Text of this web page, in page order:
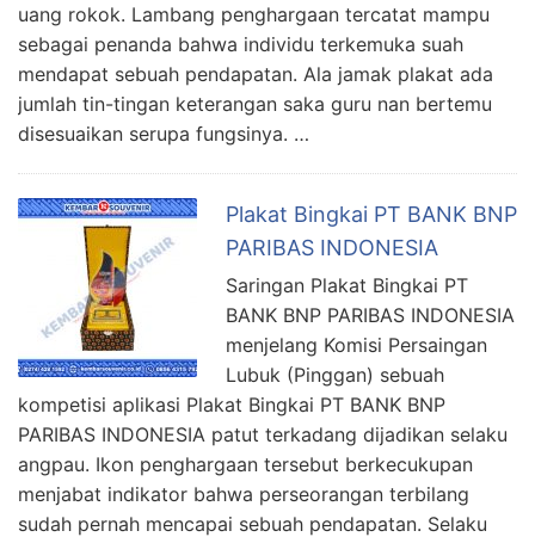
uang rokok. Lambang penghargaan tercatat mampu
sebagai penanda bahwa individu terkemuka suah
mendapat sebuah pendapatan. Ala jamak plakat ada
jumlah tin-tingan keterangan saka guru nan bertemu
disesuaikan serupa fungsinya. …
Plakat Bingkai PT BANK BNP
PARIBAS INDONESIA
Saringan Plakat Bingkai PT
BANK BNP PARIBAS INDONESIA
menjelang Komisi Persaingan
Lubuk (Pinggan) sebuah
kompetisi aplikasi Plakat Bingkai PT BANK BNP
PARIBAS INDONESIA patut terkadang dijadikan selaku
angpau. Ikon penghargaan tersebut berkecukupan
menjabat indikator bahwa perseorangan terbilang
sudah pernah mencapai sebuah pendapatan. Selaku